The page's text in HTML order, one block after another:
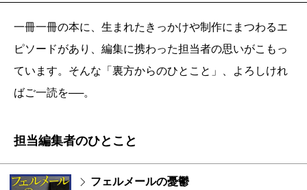
一冊一冊の本に、生まれたきっかけや制作にまつわるエ
ピソードがあり、編集に携わった担当者の思いがこもっ
ています。そんな「裏方からのひとこと」、よろしけれ
ばご一読を──。
担当編集者のひとこと
フェルメールの憂鬱